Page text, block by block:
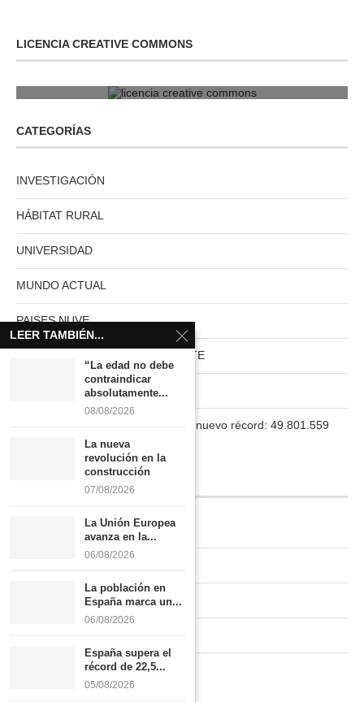
LICENCIA CREATIVE COMMONS
CATEGORÍAS
INVESTIGACIÓN
HÁBITAT RURAL
UNIVERSIDAD
MUNDO ACTUAL
PAISES NUVE
HABITAT RURAL AUTOSUFICIENTE
La población en España marca un nuevo récord: 49.801.559
Quiénes somos
Política de privacidad
LEER TAMBIÉN...
“La edad no debe
contraindicar
absolutamente...
08/08/2026
La nueva
revolución en la
construcción
07/08/2026
La Unión Europea
avanza en la...
06/08/2026
La población en
España marca un...
06/08/2026
España supera el
récord de 22,5...
05/08/2026